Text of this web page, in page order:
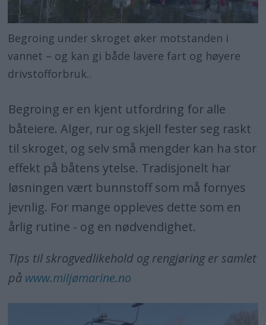
Reduserer behovet for hyppig
bunnbehandling over tid
Maling som gradvis slites bort
Må fornyes jevnlig
Krever sliping og ny påføring
Bygger seg opp over tid
Begroing under skroget øker motstanden i
vannet – og kan gi både lavere fart og høyere
drivstofforbruk..
Begroing er en kjent utfordring for alle
båteiere. Alger, rur og skjell fester seg raskt
til skroget, og selv små mengder kan ha stor
effekt på båtens ytelse. Tradisjonelt har
løsningen vært bunnstoff som må fornyes
jevnlig. For mange oppleves dette som en
årlig rutine - og en nødvendighet.
Tips til skrogvedlikehold og rengjøring er samlet
på www.miljømarine.no